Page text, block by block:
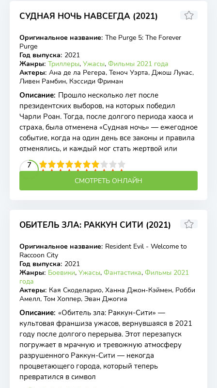
СУДНАЯ НОЧЬ НАВСЕГДА (2021)
BDRip
5.63 5.4
Оригинальное название: The Purge 5: The Forever
Purge
Год выпуска: 2021
Жанры: Триллеры, Ужасы, Фильмы 2021 года
Актеры: Ана де ла Регера, Теноч Уэрта, Джош Лукас,
Ливен Рамбин, Кэссиди Фриман
Описание: Прошло несколько лет после
президентских выборов, на которых победил
Чарли Роан. Тогда, после долгого периода хаоса и
страха, была отменена «Судная ночь» — ежегодное
событие, когда на один день все законы и правила
отменялись, и каждый мог стать жертвой или
7
4 5 6 7 8 9 10
СМОТРЕТЬ ОНЛАЙН
ОБИТЕЛЬ ЗЛА: РАККУН СИТИ (2021)
BDRip
5.4 5.2
Оригинальное название: Resident Evil - Welcome to
Raccoon City
Год выпуска: 2021
Жанры: Боевики, Ужасы, Фантастика, Фильмы 2021
года
Актеры: Кая Скоделарио, Ханна Джон-Кэймен, Робби
Амелл, Том Хоппер, Эван Джогиа
Описание: «Обитель зла: Раккун-Сити» —
культовая франшиза ужасов, вернувшаяся в 2021
году после долгого перерыва. Этот перезапуск
погружает в мрачную и тревожную атмосферу
разрушенного Раккун-Сити — некогда
процветающего города, который теперь
превратился в символ